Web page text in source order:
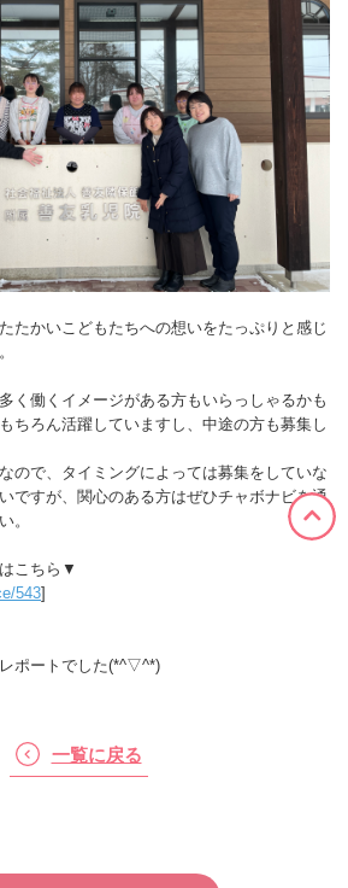
たかいこどもたちへの想いをたっぷりと感じ
く働くイメージがある方もいらっしゃるかも
ちろん活躍していますし、中途の方も募集し
ので、タイミングによっては募集をしていな
ですが、関心のある方はぜひチャボナビを通
。
こちら▼
543]
ポートでした(*^▽^*)
一覧に戻る